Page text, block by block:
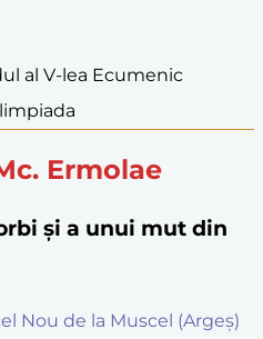
al V-lea Ecumenic
Ermolae
și a unui mut din
Nou de la Muscel (Argeș)